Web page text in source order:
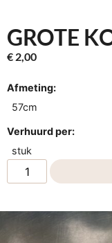
GROTE
€ 2,00
Afmeting:
57cm
Verhuurd per:
stuk